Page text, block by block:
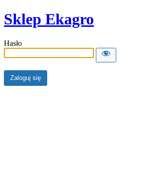
Sklep Ekagro
Hasło